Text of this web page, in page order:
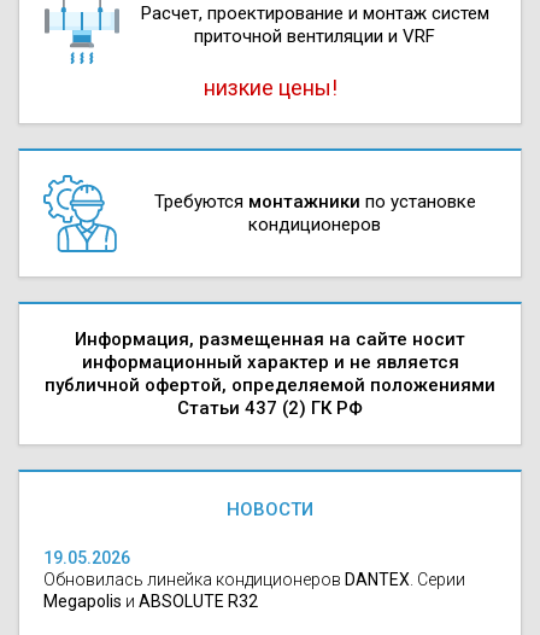
Расчет, проектирова­ние и монтаж систем
приточной вентиляции и VRF
низкие цены!
Требуются монтажники по установке
кондиционеров
Информация, размещенная на сайте носит
информационный характер и не является
публичной офертой, определяемой положениями
Статьи 437 (2) ГК РФ
НОВОСТИ
19.05.2026
Обновилась линейка кондиционеров DANTEX . Серии
Megapolis и ABSOLUTE R32